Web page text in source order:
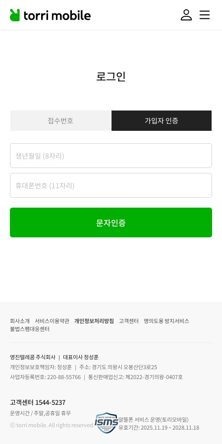
로그인
접수번호 가입자 인증
문자인증
회사소개 서비스이용약관 개인정보처리방침 고객센터
명의도용 방지서비스
불법스팸대응센터
영진텔레콤 주식회사 ｜ 대표이사 정성훈
개인정보보호책임자: 정성훈 ｜ 주소: 경기도 의왕시 오봉산단3로25
사업자등록번호: 220-88-55766 ｜ 통신판매업신고: 제2022-경기의왕-0407호
고객센터 1544-5237
운영시간 / 주말,공휴일 휴무
ⓒ torri mobile. All rights reserved.
알뜰폰 서비스 운영(토리모바일)
유효기간: 2025.11.19 ~ 2028.11.18